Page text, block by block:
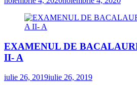
EXAMENUL DE
II- A
iulie 26, 2019iulie 26, 2019